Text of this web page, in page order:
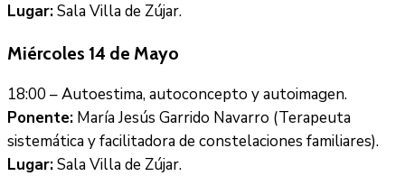
Lugar:Sala Villa de Zújar.
Miércoles 14 de Mayo
18:00 – Autoestima, autoconcepto y autoimagen.
Ponente: María Jesús Garrido Navarro (Terapeuta
sistemática y facilitadora de constelaciones familiares).
Lugar:Sala Villa de Zújar.